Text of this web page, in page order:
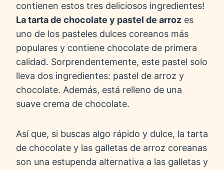
contienen estos tres deliciosos ingredientes!
La tarta de chocolate y pastel de arroz es
uno de los pasteles dulces coreanos más
populares y contiene chocolate de primera
calidad. Sorprendentemente, este pastel solo
lleva dos ingredientes: pastel de arroz y
chocolate. Además, está relleno de una
suave crema de chocolate.
Así que, si buscas algo rápido y dulce, la tarta
de chocolate y las galletas de arroz coreanas
son una estupenda alternativa a las galletas y